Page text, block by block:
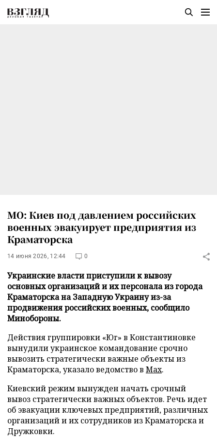
МО: Киев под давлением российских
военных эвакуирует предприятия из
Краматорска
14 июня 2026, 12:44 0
Украинские власти приступили к вывозу
основных организаций и их персонала из города
Краматорска на Западную Украину из-за
продвижения российских военных, сообщило
Минобороны.
Действия группировки «Юг» в Константиновке
вынудили украинское командование срочно
вывозить стратегически важные объекты из
Краматорска, указало ведомство в Max.
Киевский режим вынужден начать срочный
вывоз стратегически важных объектов. Речь идет
об эвакуации ключевых предприятий, различных
организаций и их сотрудников из Краматорска и
Дружковки.